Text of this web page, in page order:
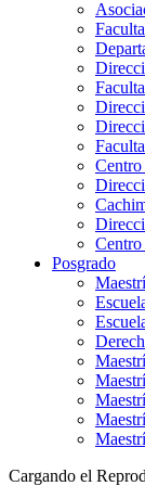
Centro
Posgrado
Cargando el